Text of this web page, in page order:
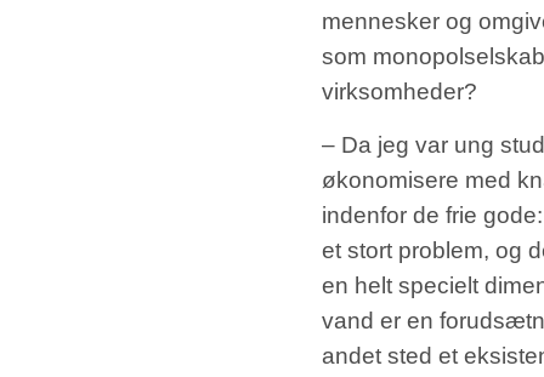
mennesker og
som
virksomheder?
– Da jeg var ung
økonomisere med
indenfor de frie
et stort problem, og
en helt specielt
vand er en
andet sted et